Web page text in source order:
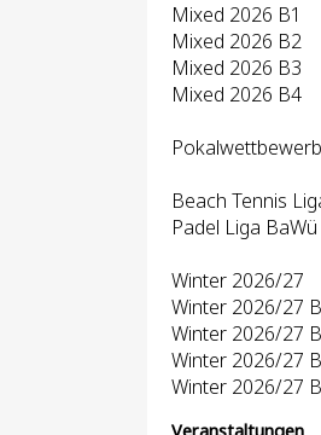
Mixed 2026 B1
Mixed 2026 B2
Mixed 2026 B3
Mixed 2026 B4
Beach Tennis
Padel Liga
Winter 2026/27
Winter 2026/27
Winter 2026/27
Winter 2026/27
Winter 2026/27